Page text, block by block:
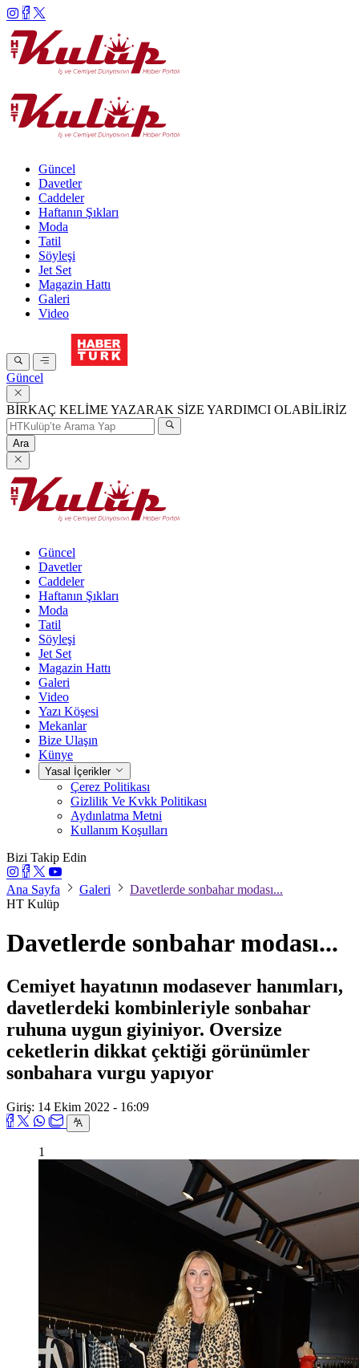
Güncel
Davetler
Caddeler
Haftanın Şıkları
Moda
Tatil
Söyleşi
Jet Set
Magazin Hattı
Galeri
Video
Güncel
BİRKAÇ KELİME YAZARAK SİZE YARDIMCI OLABİLİRİZ
Ara
Güncel
Davetler
Caddeler
Haftanın Şıkları
Moda
Tatil
Söyleşi
Jet Set
Magazin Hattı
Galeri
Video
Yazı Köşesi
Mekanlar
Bize Ulaşın
Künye
Yasal İçerikler
Çerez Politikası
Gizlilik Ve Kvkk Politikası
Aydınlatma Metni
Kullanım Koşulları
Bizi Takip Edin
Ana Sayfa Galeri
Davetlerde sonbahar modası...
HT Kulüp
Davetlerde sonbahar modası...
Cemiyet hayatının modasever hanımları,
davetlerdeki kombinleriyle sonbahar
ruhuna uygun giyiniyor. Oversize
ceketlerin dikkat çektiği görünümler
sonbahara vurgu yapıyor
Giriş: 14 Ekim 2022 - 16:09
1